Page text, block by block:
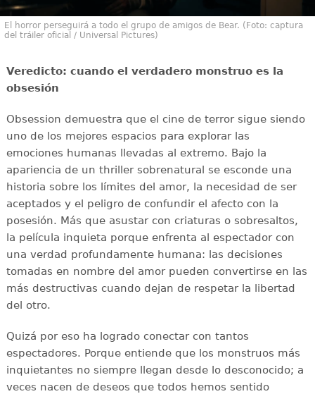
El horror perseguirá a todo el grupo de amigos de Bear. (Foto: captura
del tráiler oficial / Universal Pictures)
Veredicto: cuando el verdadero monstruo es la
obsesión
Obsession demuestra que el cine de terror sigue siendo
uno de los mejores espacios para explorar las
emociones humanas llevadas al extremo. Bajo la
apariencia de un thriller sobrenatural se esconde una
historia sobre los límites del amor, la necesidad de ser
aceptados y el peligro de confundir el afecto con la
posesión. Más que asustar con criaturas o sobresaltos,
la película inquieta porque enfrenta al espectador con
una verdad profundamente humana: las decisiones
tomadas en nombre del amor pueden convertirse en las
más destructivas cuando dejan de respetar la libertad
del otro.
Quizá por eso ha logrado conectar con tantos
espectadores. Porque entiende que los monstruos más
inquietantes no siempre llegan desde lo desconocido; a
veces nacen de deseos que todos hemos sentido